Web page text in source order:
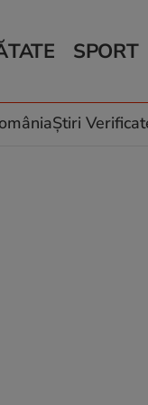
SPORT
Știri